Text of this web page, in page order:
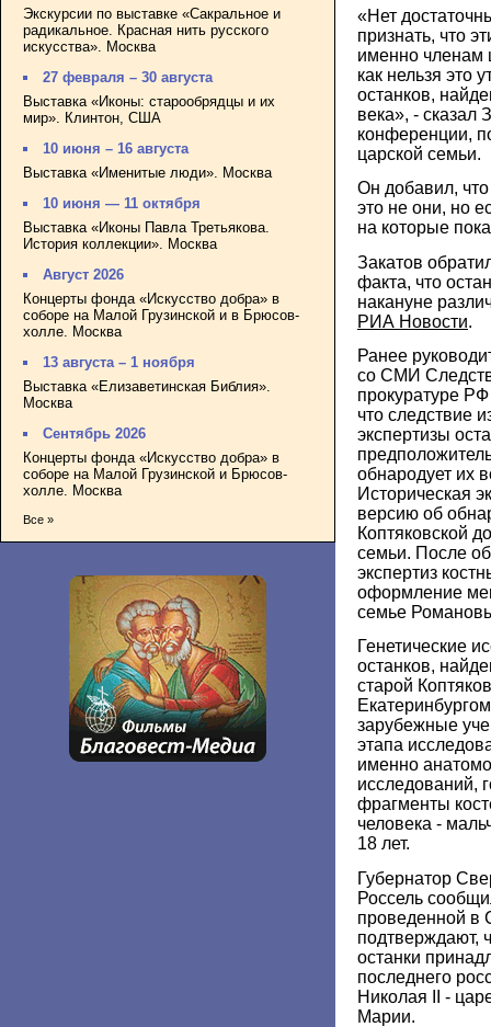
Экскурсии по выставке «Сакральное и
радикальное. Красная нить русского
искусства». Москва
27 февраля – 30 августа
Выставка «Иконы: старообрядцы и их
мир». Клинтон, США
10 июня – 16 августа
Выставка «Именитые люди». Москва
10 июня — 11 октября
Выставка «Иконы Павла Третьякова.
История коллекции». Москва
Август 2026
Концерты фонда «Искусство добра» в
соборе на Малой Грузинской и в Брюсов-
холле. Москва
13 августа – 1 ноября
Выставка «Елизаветинская Библия».
Москва
Сентябрь 2026
Концерты фонда «Искусство добра» в
соборе на Малой Грузинской и Брюсов-
холле. Москва
Все »
«Нет
признать, что
именно членам
как нельзя это
останков,
века», - сказал
конференции,
царской семьи.
Он добавил, что
это не они, но
на которые
Закатов
факта, что
накануне
РИА Новости.
Ранее
со СМИ
прокуратуре
что следствие
экспертизы
обнародует их
Историческая
версию об
Коптяковской
семьи. После
экспертиз
оформление
семье
Генетические
останков,
старой
зарубежные
этапа
именно
исследований,
фрагменты
человека -
18 лет.
Губернатор
Россель
проведенной в
подтверждают,
останки
последнего
Николая II -
Марии.